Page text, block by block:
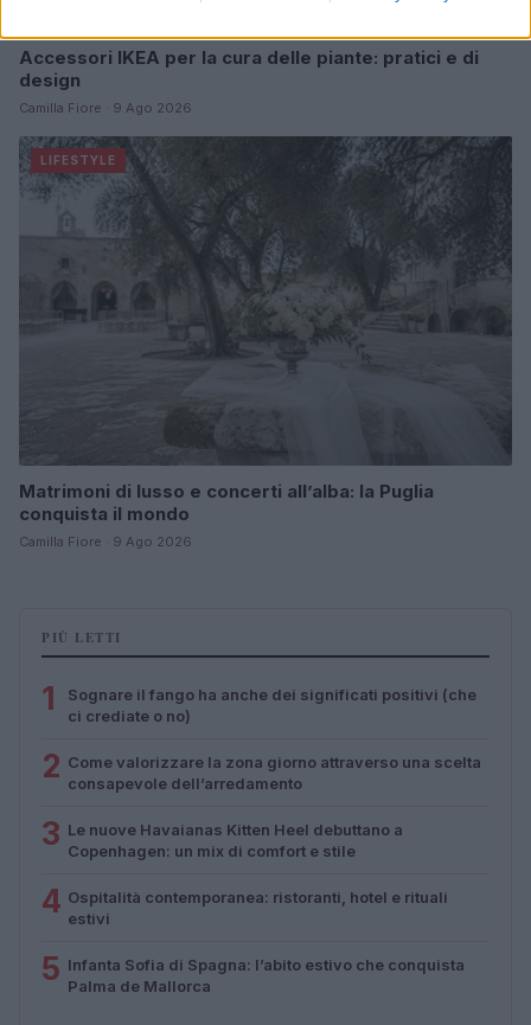
Accessori IKEA per la cura delle piante: pratici e di
design
Camilla Fiore · 9 Ago 2026
LIFESTYLE
Matrimoni di lusso e concerti all’alba: la Puglia
conquista il mondo
Camilla Fiore · 9 Ago 2026
PIÙ LETTI
1
Sognare il fango ha anche dei significati positivi (che
ci crediate o no)
2 Come valorizzare la zona giorno attraverso una scelta
consapevole dell’arredamento
3 Le nuove Havaianas Kitten Heel debuttano a
Copenhagen: un mix di comfort e stile
4 Ospitalità contemporanea: ristoranti, hotel e rituali
estivi
5 Infanta Sofia di Spagna: l’abito estivo che conquista
Palma de Mallorca